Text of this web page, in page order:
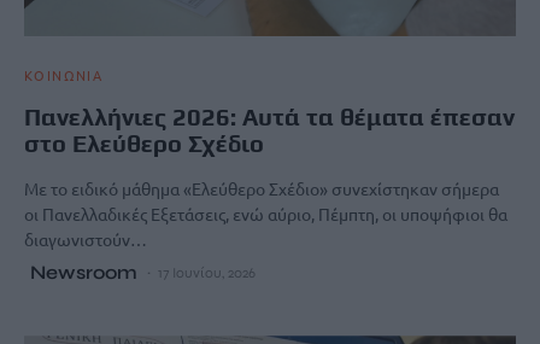
ΚΟΙΝΩΝΙΑ
Πανελλήνιες 2026: Αυτά τα θέματα έπεσαν
στο Ελεύθερο Σχέδιο
Με το ειδικό μάθημα «Ελεύθερο Σχέδιο» συνεχίστηκαν σήμερα
οι Πανελλαδικές Εξετάσεις, ενώ αύριο, Πέμπτη, οι υποψήφιοι θα
διαγωνιστούν…
Newsroom 17 Ιουνίου, 2026